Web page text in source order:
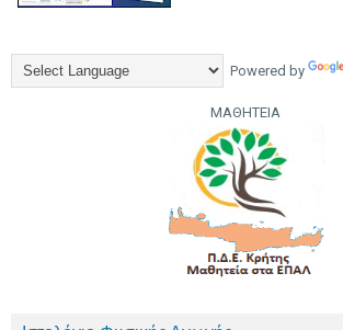
Powered by
ΜΑΘΗΤΕΙΑ